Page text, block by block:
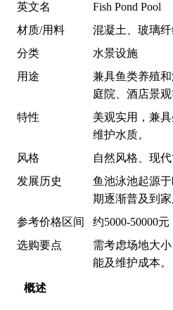
概述
英文名
Fish Pond Pool
材质/用料
混凝土、玻璃
分类
水景设施
用途
兼具鱼类养殖
庭院、酒店景观
特性
美观实用，兼
维护水质。
风格
自然风格、现
发展历史
鱼池泳池起源
期逐渐普及到家
参考价格区间
约5000-50000
选购要点
需考虑场地大
能及维护成本。